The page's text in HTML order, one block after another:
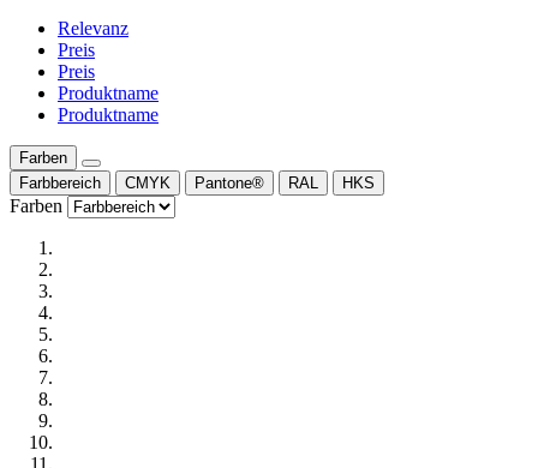
Relevanz
Preis
Preis
Produktname
Produktname
Farben
Farbbereich
CMYK Pantone® RAL HKS
Farben